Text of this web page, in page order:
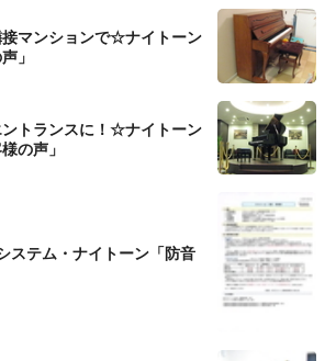
マンションで☆ナイトーン
」
トランスに！☆ナイトーン
の声」
ステム・ナイトーン「防音